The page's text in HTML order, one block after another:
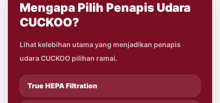
Mengapa Pilih Penapis Udara
CUCKOO?
Lihat kelebihan utama yang menjadikan penapis
udara CUCKOO pilihan ramai.
True HEPA Filtration